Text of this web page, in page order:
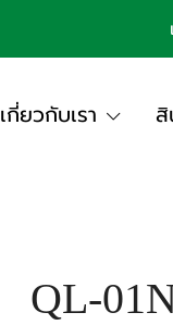
เกี่ยวกับเรา
QL-